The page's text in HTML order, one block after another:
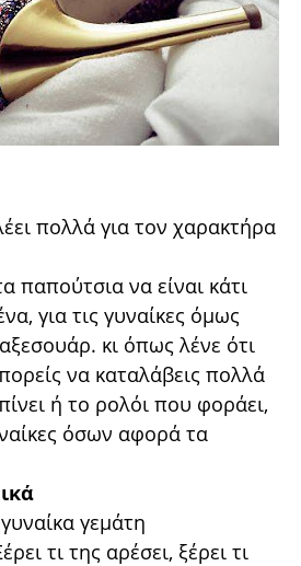
πολλά για τον χαρακτήρα
παπούτσια να είναι κάτι
για τις γυναίκες όμως
κι όπως λένε ότι
να καταλάβεις πολλά
ή το ρολόι που φοράει,
όσων αφορά τα
γεμάτη
τι της αρέσει, ξέρει τι